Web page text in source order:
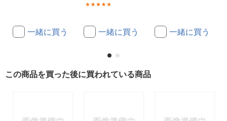
一緒に買う 一緒に買う 一緒に買う
この商品を買った後に買われている商品